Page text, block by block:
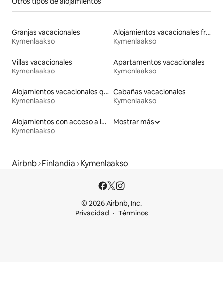
Granjas vacacionales
Kymenlaakso
Alojamientos vacacionales frente a la playa
Kymenlaakso
Villas vacacionales
Kymenlaakso
Apartamentos vacacionales
Kymenlaakso
Alojamientos vacacionales que admiten mascotas
Kymenlaakso
Cabañas vacacionales
Kymenlaakso
Alojamientos con acceso a la playa
Kymenlaakso
Mostrar más
Airbnb Finlandia Kymenlaakso
© 2026 Airbnb, Inc.
Privacidad
Términos